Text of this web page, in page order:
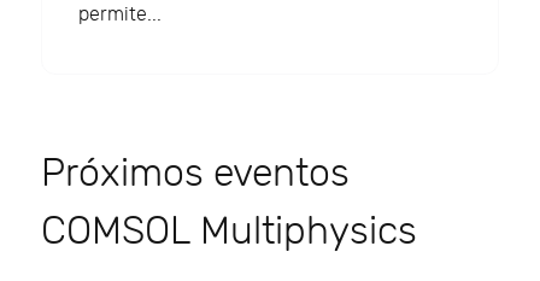
permite...
Próximos eventos
COMSOL Multiphysics